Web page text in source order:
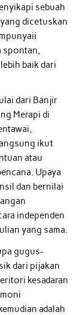
sebuah
dicetuskan
spontan,
baik dari
dari Banjir
Merapi di
ikut
atau
Upaya
dan bernilai
independen
yang sama.
gugus-
dari pijakan
kesadaran
adalah